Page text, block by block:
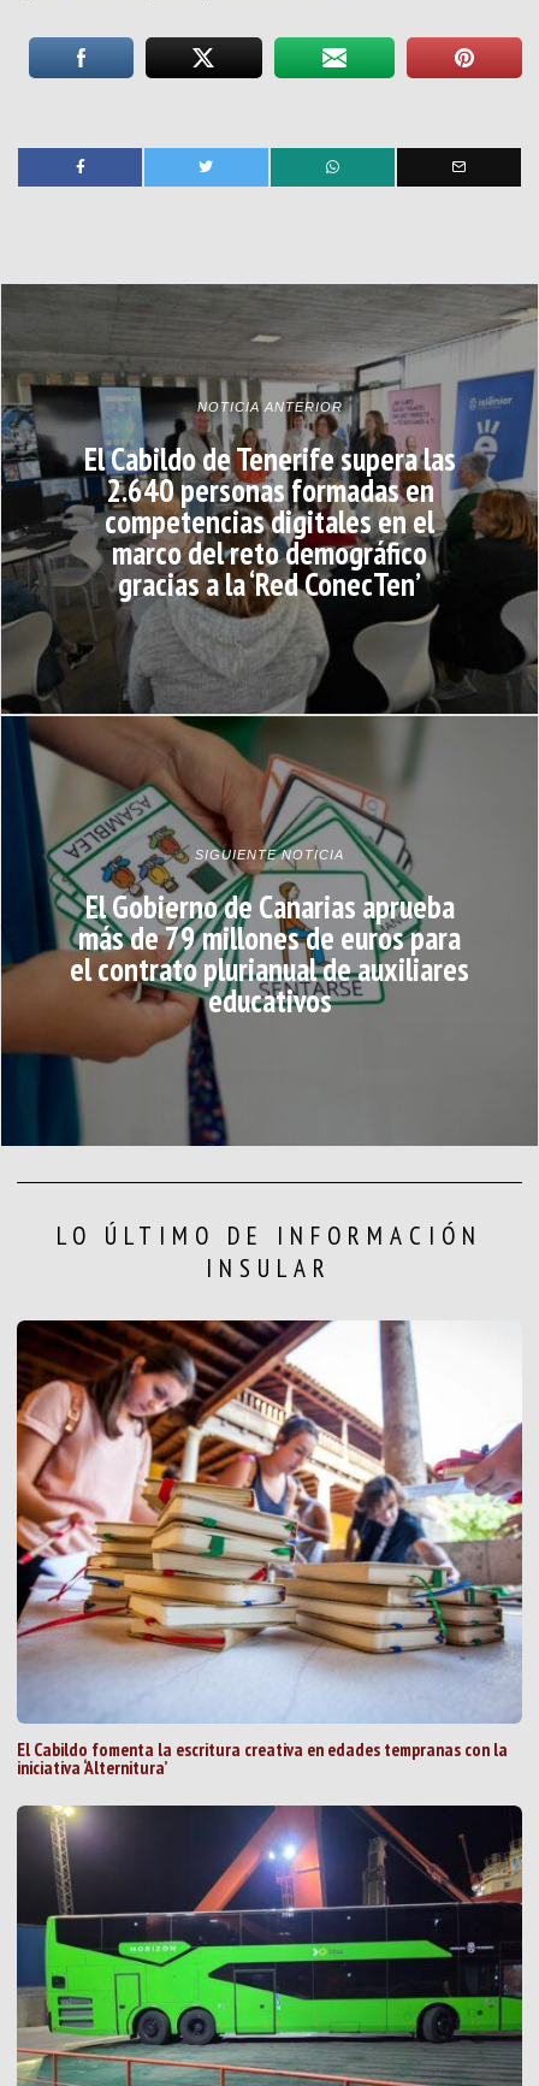
NOTICIA ANTERIOR
El Cabildo de Tenerife supera las
2.640 personas formadas en
competencias digitales en el
marco del reto demográfico
gracias a la ‘Red ConecTen’
SIGUIENTE NOTICIA
El Gobierno de Canarias aprueba
más de 79 millones de euros para
el contrato plurianual de auxiliares
educativos
LO ÚLTIMO DE INFORMACIÓN
INSULAR
El Cabildo fomenta la escritura creativa en edades tempranas con la
iniciativa ‘Alternitura’